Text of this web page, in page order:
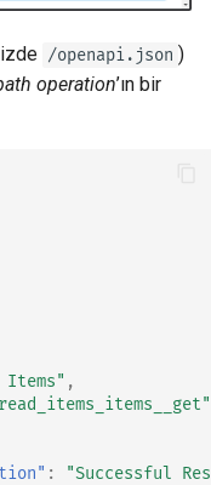
/openapi.json )
operation’ın bir
Items" ,
:
"Successful